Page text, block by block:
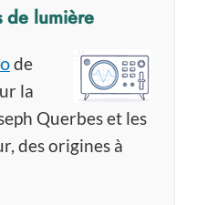
de lumière
de
la
Querbes et les
des origines à